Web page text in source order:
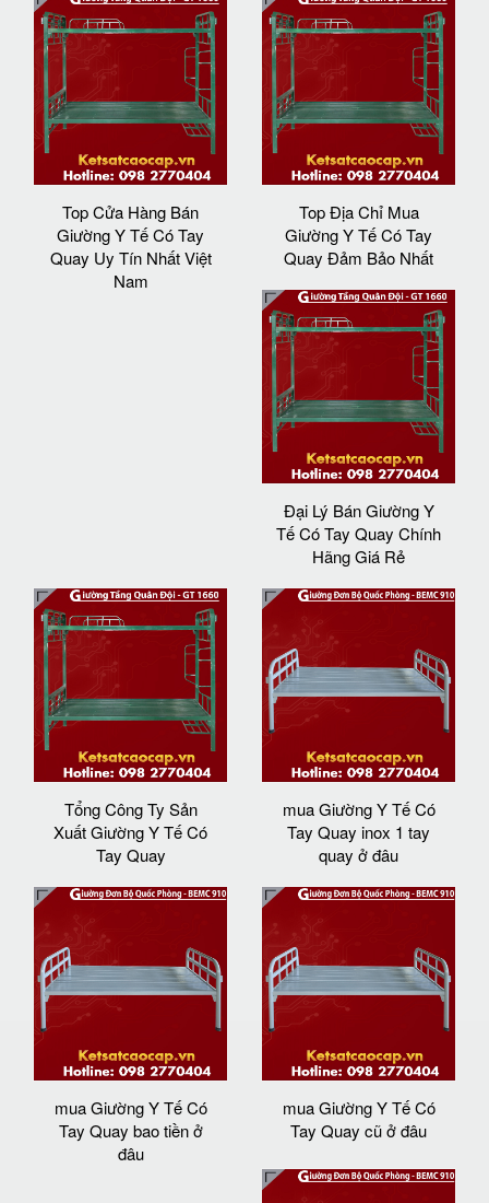
Top Cửa Hàng Bán
Giường Y Tế Có Tay
Quay Uy Tín Nhất Việt
Nam
Top Địa Chỉ Mua
Giường Y Tế Có Tay
Quay Đảm Bảo Nhất
Đại Lý Bán Giường Y
Tế Có Tay Quay Chính
Hãng Giá Rẻ
Tổng Công Ty Sản
Xuất Giường Y Tế Có
Tay Quay
mua Giường Y Tế Có
Tay Quay inox 1 tay
quay ở đâu
mua Giường Y Tế Có
Tay Quay bao tiền ở
đâu
mua Giường Y Tế Có
Tay Quay cũ ở đâu